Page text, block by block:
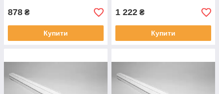
878 ₴
Купити
1 222 ₴
Купити